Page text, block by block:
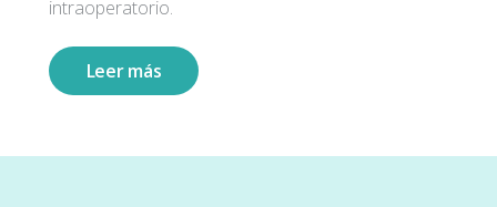
intraoperatorio.
Leer más